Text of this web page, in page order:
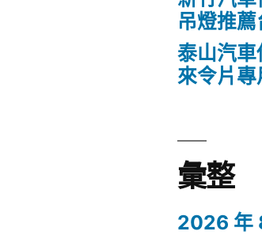
吊燈推
泰山汽車
來令片
彙整
2026 年